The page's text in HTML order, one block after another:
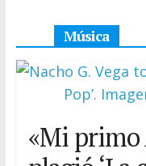
Música
«Mi primo